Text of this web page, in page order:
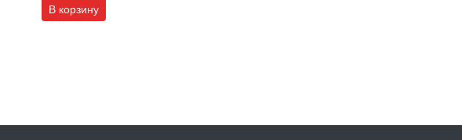
В корзину